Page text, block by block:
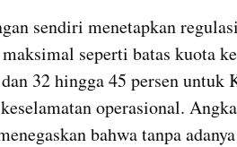
sendiri menetapkan
seperti batas kuota
32 hingga 45 persen untuk
operasional.
bahwa tanpa